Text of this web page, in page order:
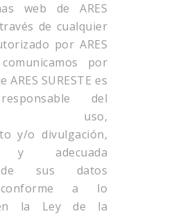
web de ARES
de cualquier
por ARES
por
SURESTE es
del
uso,
y/o divulgación,
y adecuada
de sus datos
conforme a lo
la Ley de la